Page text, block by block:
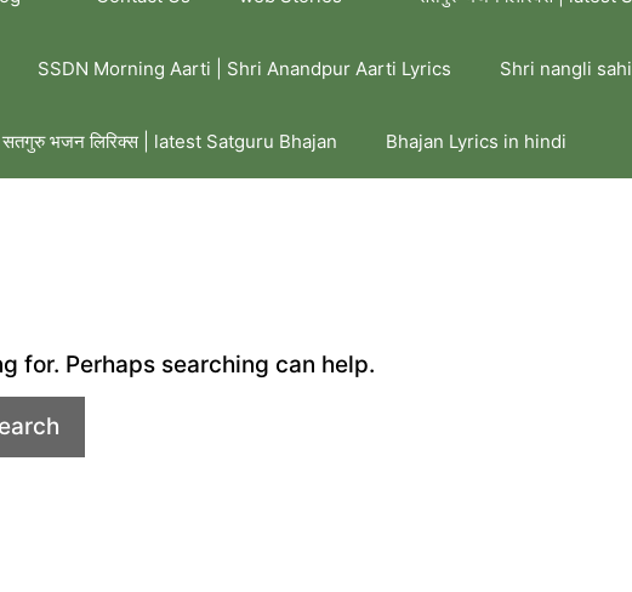
SSDN Morning Aarti | Shri Anandpur Aarti Lyrics Shri nangli
सतगुरु भजन लिरिक्स | latest Satguru Bhajan Bhajan Lyrics in hindi
for. Perhaps searching can help.